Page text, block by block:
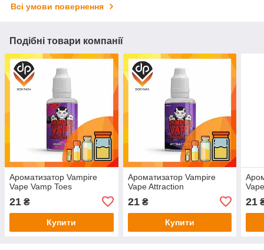
Всі умови повернення
Подібні товари компанії
Ароматизатор Vampire
Vape Vamp Toes
21 ₴
Купити
Ароматизатор Vampire
Vape Attraction
21₴
Купити
21